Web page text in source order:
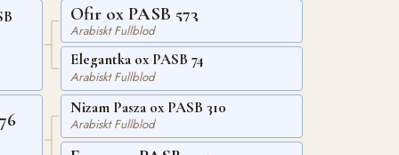
Ofir ox PASB 573
Arabiskt Fullblod
Elegantka ox PASB 74
Arabiskt Fullblod
Nizam Pasza ox PASB 310
Arabiskt Fullblod